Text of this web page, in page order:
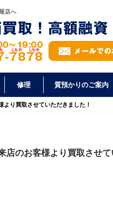
店へ
修理 質預かりのご案内
り買取させていただきました！
店のお客様より買取させ